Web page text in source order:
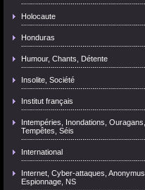
Holocaute
Honduras
Humour, Chants, Détente
Insolite, Société
Institut français
Intempéries, Inondations, Ouragans,
Tempêtes, Séis
International
Internet, Cyber-attaques, Anonymus,
Espionnage, NS